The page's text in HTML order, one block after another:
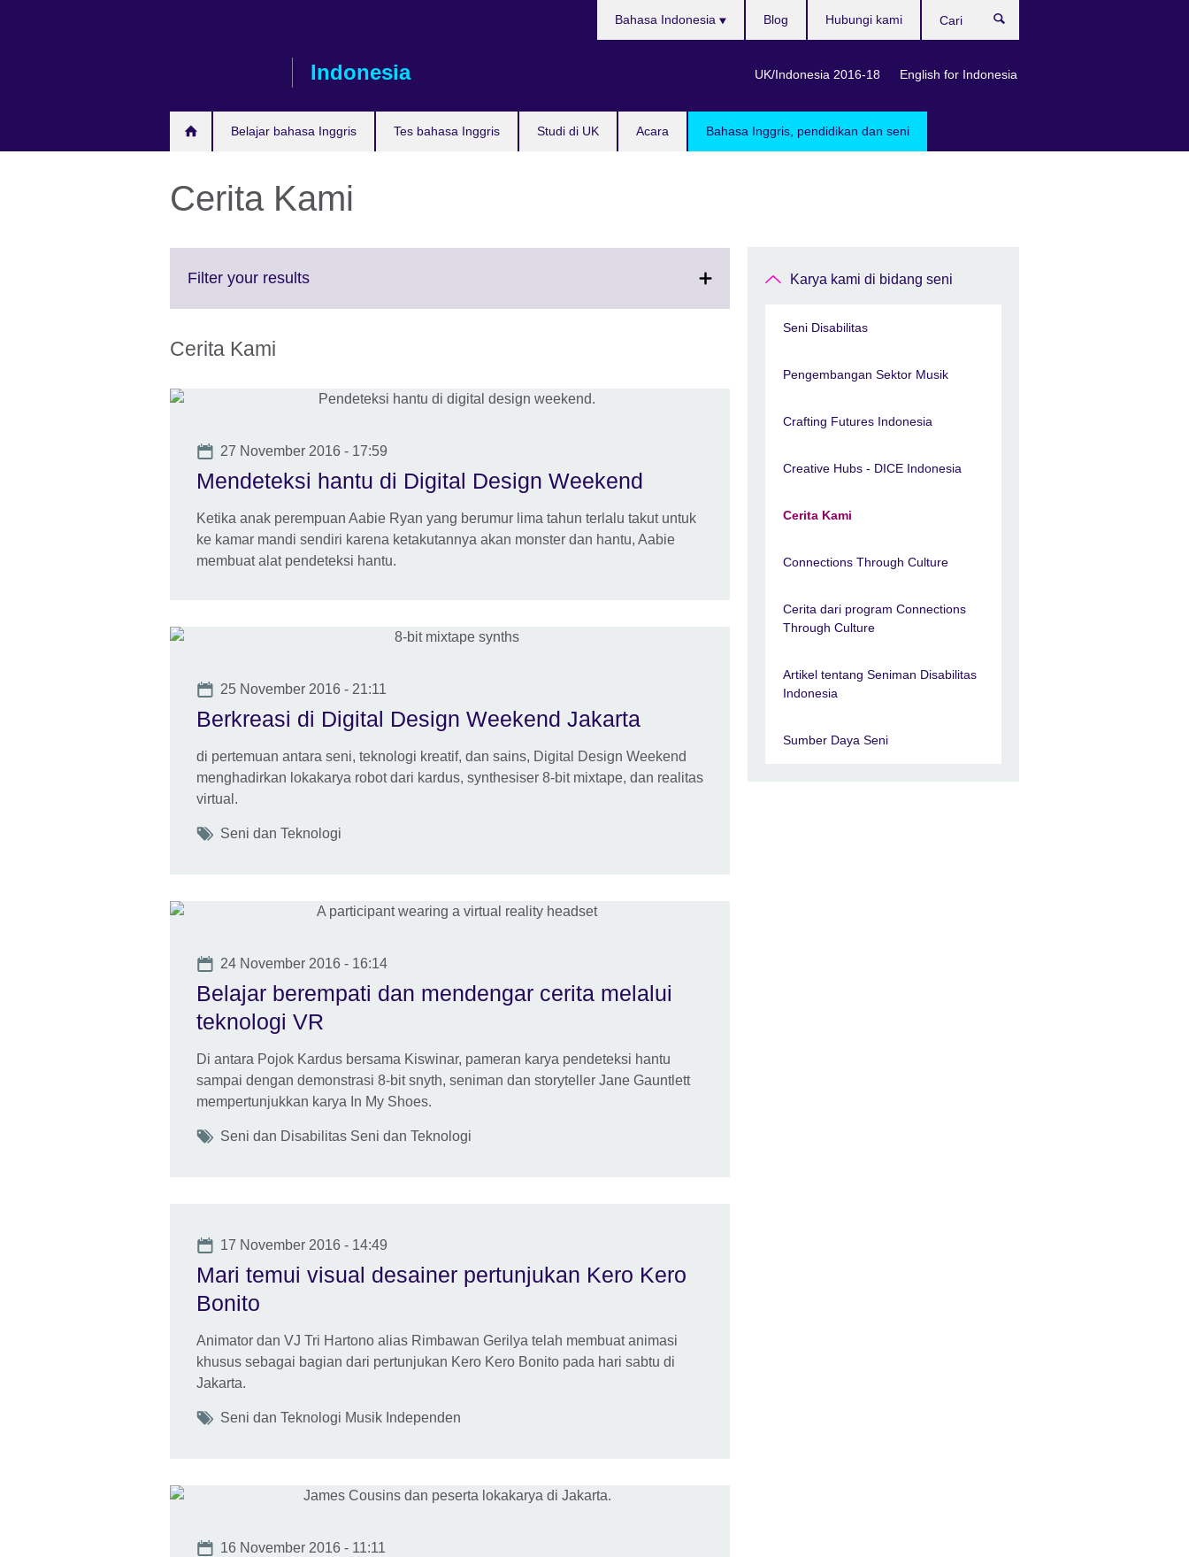
Indonesia
Belajar bahasa Inggris Tes bahasa Inggris Studi di UK Acara Bahasa Inggris, pendidikan dan seni
Bahasa Indonesia
UK/Indonesia 2016-18 English for Indonesia
Blog Hubungi kami
Cerita Kami
Filter your resultsClick
Cerita Kami
Date
27 November 2016 - 17:59
Mendeteksi hantu di Digital Design Weekend
Ketika anak perempuan Aabie Ryan yang berumur lima tahun terlalu takut untuk
ke kamar mandi sendiri karena ketakutannya akan monster dan hantu, Aabie
membuat alat pendeteksi hantu.
Date
25 November 2016 - 21:11
Berkreasi di Digital Design Weekend Jakarta
di pertemuan antara seni, teknologi kreatif, dan sains, Digital Design Weekend
menghadirkan lokakarya robot dari kardus, synthesiser 8-bit mixtape, dan realitas
virtual.
Tags
Seni dan Teknologi
Date
24 November 2016 - 16:14
Belajar berempati dan mendengar cerita melalui
teknologi VR
Di antara Pojok Kardus bersama Kiswinar, pameran karya pendeteksi hantu
sampai dengan demonstrasi 8-bit snyth, seniman dan storyteller Jane Gauntlett
mempertunjukkan karya In My Shoes.
Tags
Seni dan Disabilitas Seni dan Teknologi
Date
17 November 2016 - 14:49
Mari temui visual desainer pertunjukan Kero Kero
Bonito
Animator dan VJ Tri Hartono alias Rimbawan Gerilya telah membuat animasi
khusus sebagai bagian dari pertunjukan Kero Kero Bonito pada hari sabtu di
Jakarta.
Tags
Seni dan Teknologi Musik Independen
Date
16 November 2016 - 11:11
Karya kami di bidang seni
Seni Disabilitas
Pengembangan Sektor Musik
Crafting Futures Indonesia
Creative Hubs - DICE Indonesia
Cerita Kami
Connections Through Culture
Cerita dari program Connections
Through Culture
Artikel tentang Seniman Disabilitas
Indonesia
Sumber Daya Seni